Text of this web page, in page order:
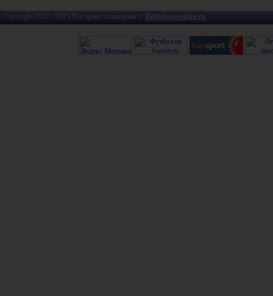
Copyright 2012 - 2015 Все права защищены © Britishsouvenirs.ru